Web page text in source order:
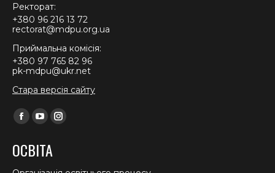
Ректорат:
+380 96 216 13 72
rectorat@mdpu.org.ua
Приймальна комісія:
+380 97 765 82 96
pk-mdpu@ukr.net
Стара версія сайту
Find us on:
Facebook
opens
in
YouTube
opens
in
Instagram
in
ОСВІТА